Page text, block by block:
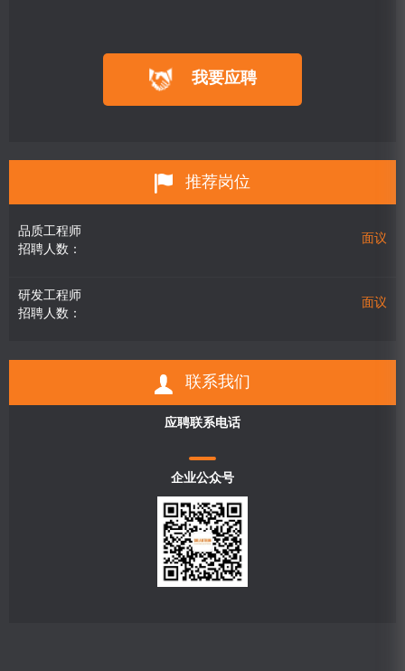
我要应聘
推荐岗位
品质工程师
招聘人数：
面议
研发工程师
招聘人数：
面议
联系我们
应聘联系电话
企业公众号